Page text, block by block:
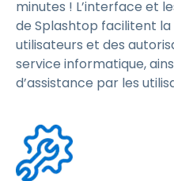
minutes ! L’interface et
de Splashtop facilitent
utilisateurs et des
service informatique,
d’assistance par les